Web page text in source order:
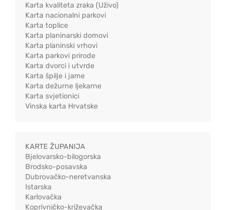
Karta kvaliteta zraka (Uživo)
Karta nacionalni parkovi
Karta toplice
Karta planinarski domovi
Karta planinski vrhovi
Karta parkovi prirode
Karta dvorci i utvrde
Karta špilje i jame
Karta dežurne ljekarne
Karta svjetionici
Vinska karta Hrvatske
KARTE ŽUPANIJA
Bjelovarsko-bilogorska
Brodsko-posavska
Dubrovačko-neretvanska
Istarska
Karlovačka
Koprivničko-križevačka